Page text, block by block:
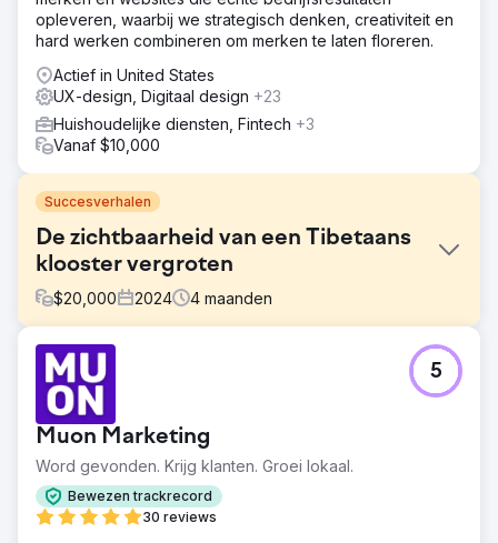
opleveren, waarbij we strategisch denken, creativiteit en
hard werken combineren om merken te laten floreren.
Actief in United States
UX-design, Digitaal design +23
Huishoudelijke diensten, Fintech +3
Vanaf $10,000
Succesverhalen
De zichtbaarheid van een Tibetaans
klooster vergroten
$20,000 2024 4 maanden
Uitdaging
Een bestaande website migreren van Blogspot naar
WordPress zonder de vindbaarheid in zoekmachines, het
verkeer of de URL-waarde te schaden, en tegelijkertijd
de oude site vervangen door een volledig op maat
gemaakt ontwerp.
Oplossing
We hebben een op maat gemaakte WordPress-website
Muon Marketing
Word gevonden. Krijg klanten. Groei lokaal.
Bewezen trackrecord
30 reviews
5